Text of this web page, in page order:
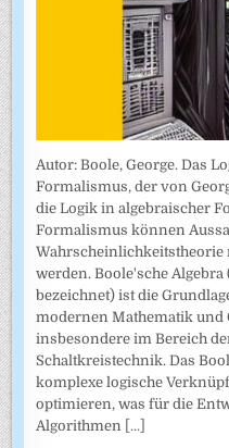
Autor: Boole, George. Das
Formalismus, der von
die Logik in algebraischer
Formalismus können
Wahrscheinlichkeitstheorie
werden. Boole'sche Algebra
bezeichnet) ist die
modernen Mathematik und
insbesondere im Bereich
Schaltkreistechnik. Das
komplexe logische
optimieren, was für die
Algorithmen [...]